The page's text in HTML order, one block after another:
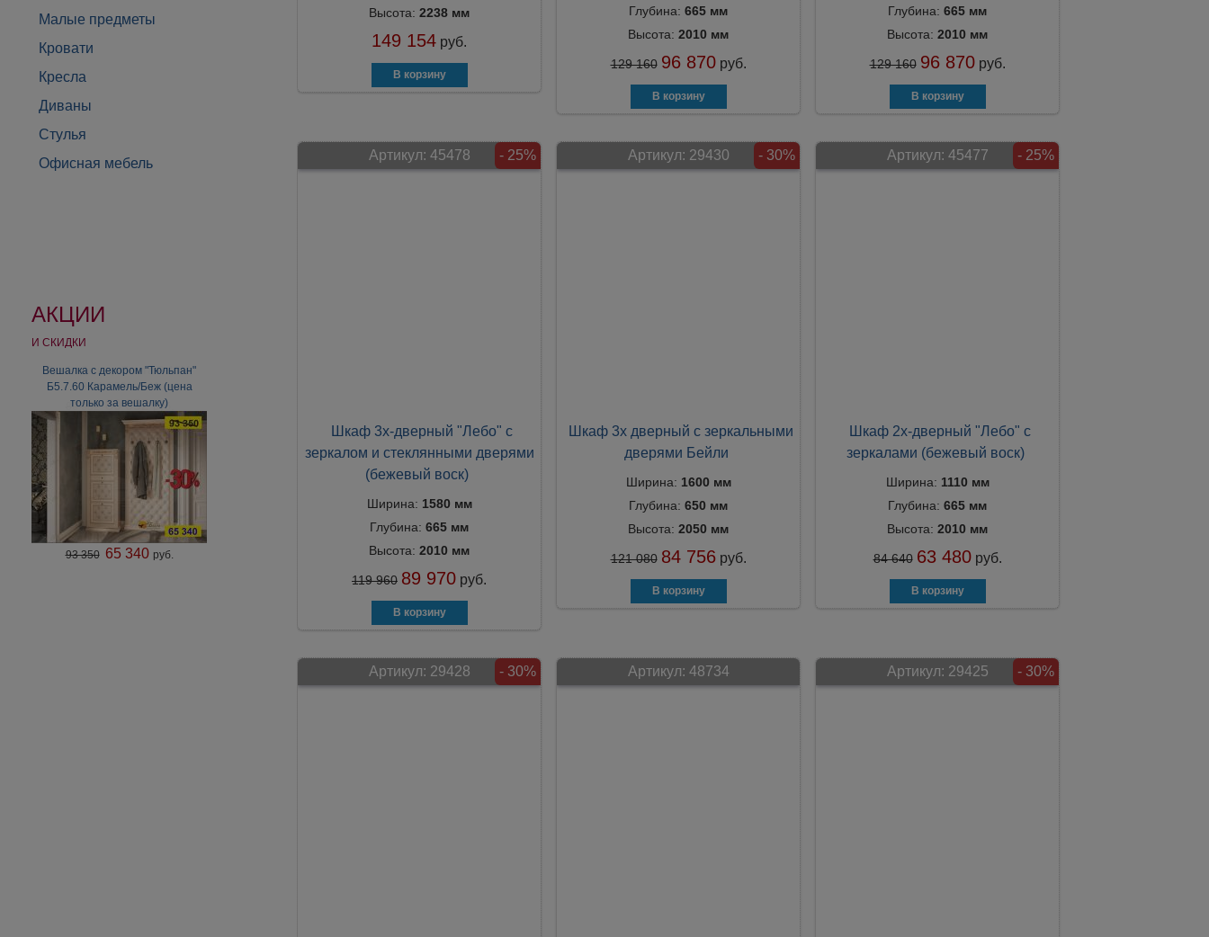
Малые предметы
Кровати
Кресла
Диваны
Стулья
Офисная мебель
АКЦИИ
И СКИДКИ
Вешалка с декором "Тюльпан"
Б5.7.60 Карамель/Беж (цена
только за вешалку)
93 350 65 340 руб.
Тумба Денвер-Элита Э-15М,
ВМФ-2591-01М
80 052
80 052руб.
Высота: 2238 мм
149 154 руб.
Глубина: 665 мм
Высота: 2010 мм
129 160 96 870 руб.
Глубина: 665 мм
Высота: 2010 мм
129 160 96 870 руб.
Артикул: 45478 - 25%
Шкаф 3х-дверный "Лебо" с
зеркалом и стеклянными дверями
(бежевый воск)
Ширина: 1580 мм
Глубина: 665 мм
Высота: 2010 мм
119 960 89 970 руб.
Артикул: 29430 - 30%
Шкаф 3х дверный с зеркальными
дверями Бейли
Ширина: 1600 мм
Глубина: 650 мм
Высота: 2050 мм
121 080 84 756 руб.
Артикул: 45477 - 25%
Шкаф 2х-дверный "Лебо" с
зеркалами (бежевый воск)
Ширина: 1110 мм
Глубина: 665 мм
Высота: 2010 мм
84 640 63 480 руб.
Артикул: 29428 - 30% Артикул: 48734 Артикул: 29425 - 30%